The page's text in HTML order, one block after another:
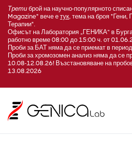
Трети брой на научно-популярното
Magazine" вече е тук, тема на броя "Гени,
Терапии".
Офисът на Лаборатория „ГЕНИКА“ в
работно време 08:00 до 15:00 ч. от
Проби за БАТ няма да се приемат в
Проби за хромозомен анализ няма да се
10.08-12.08.26! Възстановяване на
13.08.2026